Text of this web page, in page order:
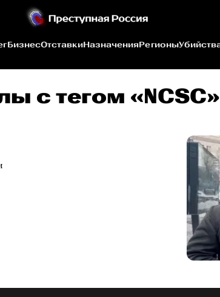
БизнесОтставкиНазначенияРегионы
c тегом «NCSC»